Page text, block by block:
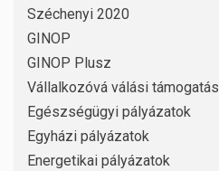
Széchenyi 2020
GINOP
GINOP Plusz
Vállalkozóvá válási támogatás
Egészségügyi pályázatok
Egyházi pályázatok
Energetikai pályázatok